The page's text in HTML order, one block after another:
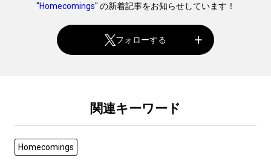
"Homecomings" の新着記事をお知らせしています！
フォローする
関連キーワード
Homecomings